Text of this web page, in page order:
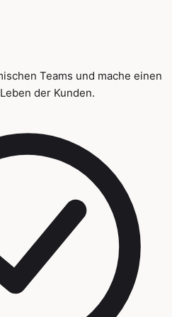
Teams und mache einen
der Kunden.